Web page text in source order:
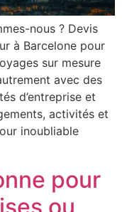
nous ? Devis
à Barcelone pour
sur mesure
avec des
d’entreprise et
activités et
inoubliable
pour